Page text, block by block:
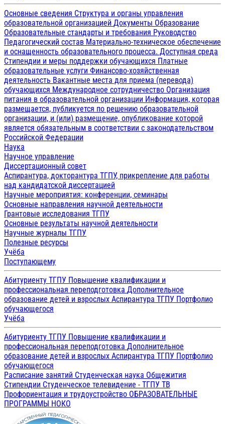
Основные сведения Структура и органы управления
образовательной организацией Документы Образование
Образовательные стандарты и требования Руководство
Педагогический состав Материально-техническое обеспечение
и оснащенность образовательного процесса. Доступная среда
Стипендии и меры поддержки обучающихся Платные
образовательные услуги Финансово-хозяйственная
деятельность Вакантные места для приема (перевода)
обучающихся Международное сотрудничество Организация
питания в образовательной организации Информация, которая
размещается, публикуется по решению образовательной
организации, и (или) размещение, опубликование которой
является обязательным в соответствии с законодательством
Российской Федерации
Наука
Научное управление
Диссертационный совет
Аспирантура, докторантура ТГПУ, прикрепление для работы
над кандидатской диссертацией
Научные мероприятия: конференции, семинары
Основные направления научной деятельности
Грантовые исследования ТГПУ
Основные результаты научной деятельности
Научные журналы ТГПУ
Полезные ресурсы
Учёба
Поступающему
Абитуриенту ТГПУ Повышение квалификации и
профессиональная переподготовка Дополнительное
образование детей и взрослых Аспирантура ТГПУ Портфолио
обучающегося
Учёба
Абитуриенту ТГПУ Повышение квалификации и
профессиональная переподготовка Дополнительное
образование детей и взрослых Аспирантура ТГПУ Портфолио
обучающегося
Расписание занятий Студенческая наука Общежития
Стипендии Студенческое телевидение - ТГПУ ТВ
Профориентация и трудоустройство ОБРАЗОВАТЕЛЬНЫЕ
ПРОГРАММЫ НОКО